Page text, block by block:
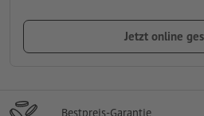
Jetzt online
Bestpreis-Garantie